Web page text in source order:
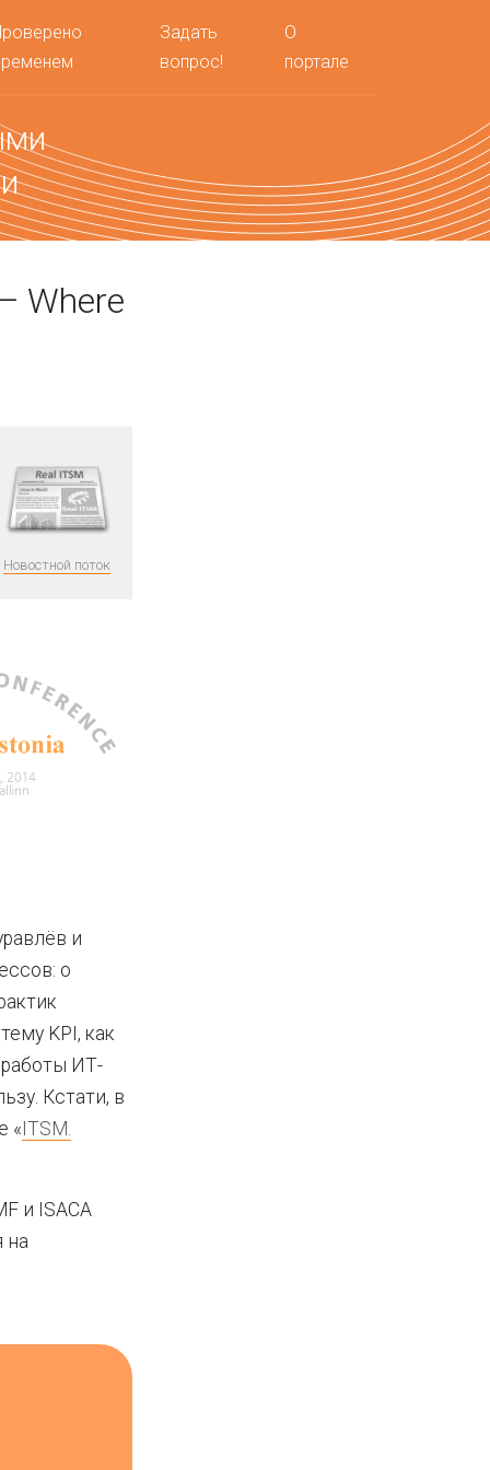
Задать
вопрос!
О
портале
Where
Новостной поток
и
о
KPI, как
ИТ-
Кстати, в
« ITSM.
и ISACA
на